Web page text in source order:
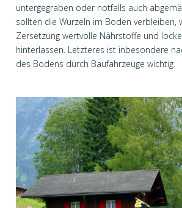
untergegraben oder notfalls auch
sollten die Wurzeln im Boden verbleiben,
Zersetzung wertvolle Nährstoffe und
hinterlassen. Letzteres ist inbesondere
des Bodens durch Baufahrzeuge wichtig.